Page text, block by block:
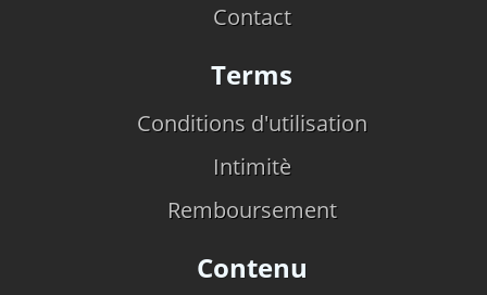
Contact
Terms
Conditions d'utilisation
Intimitè
Remboursement
Contenu